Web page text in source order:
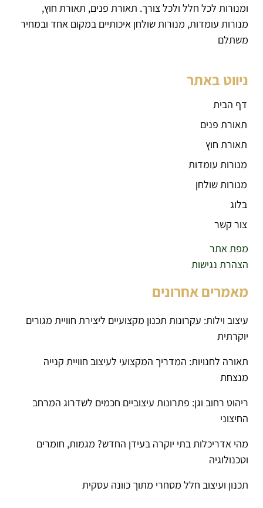
ומנורות לכל חלל ולכל צורך. תאורת פנים, תאורת חוץ,
מנורות עומדות, מנורות שולחן איכותיים במקום אחד ובמחיר
משתלם
ניווט באתר
דף הבית
תאורת פנים
תאורת חוץ
מנורות עומדות
מנורות שולחן
בלוג
צור קשר
מפת אתר
הצהרת נגישות
מאמרים אחרונים
עיצוב וילות: עקרונות תכנון מקצועיים ליצירת חוויית מגורים
יוקרתית
תאורה לחנויות: המדריך המקצועי לעיצוב חוויית קנייה
מנצחת
ריהוט רחוב וגן: פתרונות עיצוביים חכמים לשדרוג המרחב
החיצוני
מהי אדריכלות בתי יוקרה בעידן החדש? מגמות, חומרים
וטכנולוגיה
תכנון ועיצוב חלל מסחרי מתוך כוונה עסקית